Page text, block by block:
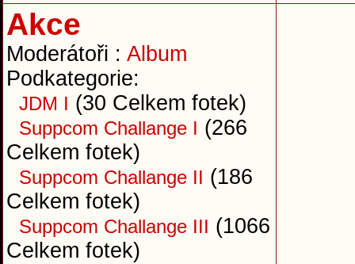
Akce
Moderátoři : Album
Podkategorie:
JDM I (30 Celkem fotek)
Suppcom Challange I (266
Celkem fotek)
Suppcom Challange II (186
Celkem fotek)
Suppcom Challange III (1066
Celkem fotek)